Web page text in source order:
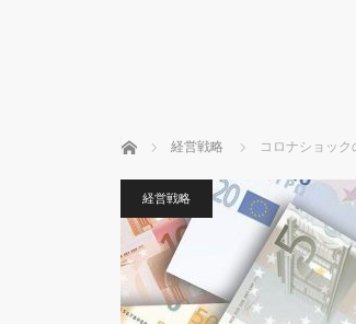
ホーム 経営戦略 コロナショック
経営戦略